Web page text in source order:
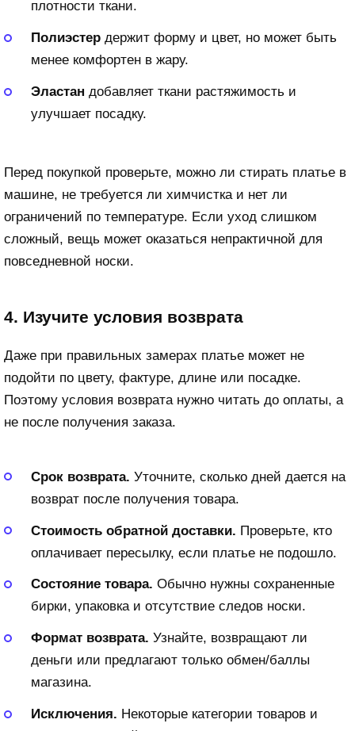
плотности ткани.
Полиэстер держит форму и цвет, но может быть
менее комфортен в жару.
Эластан добавляет ткани растяжимость и
улучшает посадку.
Перед покупкой проверьте, можно ли стирать платье в
машине, не требуется ли химчистка и нет ли
ограничений по температуре. Если уход слишком
сложный, вещь может оказаться непрактичной для
повседневной носки.
4. Изучите условия возврата
Даже при правильных замерах платье может не
подойти по цвету, фактуре, длине или посадке.
Поэтому условия возврата нужно читать до оплаты, а
не после получения заказа.
Срок возврата. Уточните, сколько дней дается на
возврат после получения товара.
Стоимость обратной доставки. Проверьте, кто
оплачивает пересылку, если платье не подошло.
Состояние товара. Обычно нужны сохраненные
бирки, упаковка и отсутствие следов носки.
Формат возврата. Узнайте, возвращают ли
деньги или предлагают только обмен/баллы
магазина.
Исключения. Некоторые категории товаров и